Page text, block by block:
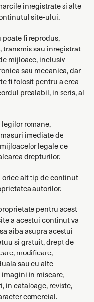
inregistrate si alte
site-ului.
fi reprodus,
transmis sau inregistrat
mijloace, inclusiv
sau mecanica, dar
fi folosit pentru a crea
prealabil, in scris, al
romane,
imediate de
legale de
drepturilor.
orice alt tip de continut
autorilor.
pentru acest
a acestui continut va
aiba asupra acestui
si gratuit, drept de
modificare,
sau cu alte
in miscare,
in cataloage, reviste,
comercial.